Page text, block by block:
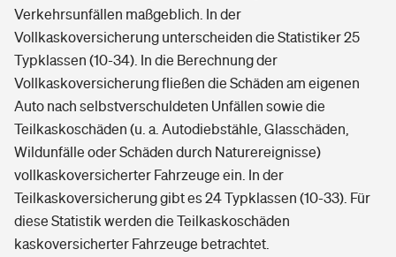
Verkehrsunfällen maßgeblich. In der
Vollkaskoversicherung unterscheiden die Statistiker 25
Typklassen (10-34). In die Berechnung der
Vollkaskoversicherung fließen die Schäden am eigenen
Auto nach selbstverschuldeten Unfällen sowie die
Teilkaskoschäden (u. a. Autodiebstähle, Glasschäden,
Wildunfälle oder Schäden durch Naturereignisse)
vollkaskoversicherter Fahrzeuge ein. In der
Teilkaskoversicherung gibt es 24 Typklassen (10-33). Für
diese Statistik werden die Teilkaskoschäden
kaskoversicherter Fahrzeuge betrachtet.